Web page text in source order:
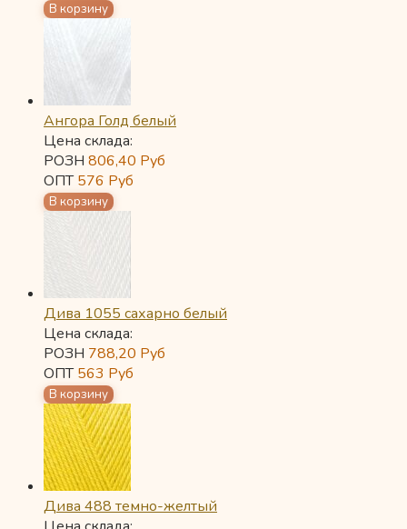
Ангора Голд белый
Цена склада:
РОЗН 806,40 Руб
ОПТ576 Руб
Дива 1055 сахарно белый
Цена склада:
РОЗН 788,20 Руб
ОПТ563 Руб
Дива 488 темно-желтый